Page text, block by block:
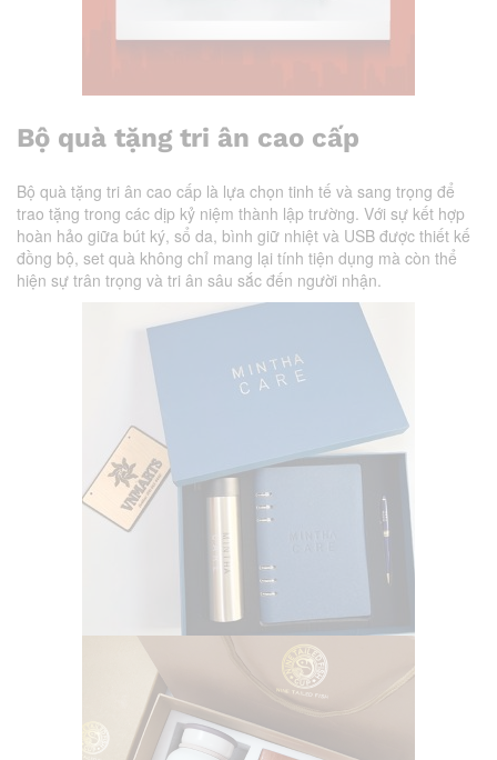
Bộ quà tặng tri ân cao cấp
Bộ quà tặng tri ân cao cấp là lựa chọn tinh tế và sang trọng để
trao tặng trong các dịp kỷ niệm thành lập trường. Với sự kết hợp
hoàn hảo giữa bút ký, sổ da, bình giữ nhiệt và USB được thiết kế
đồng bộ, set quà không chỉ mang lại tính tiện dụng mà còn thể
hiện sự trân trọng và tri ân sâu sắc đến người nhận.